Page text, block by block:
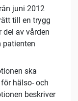
juni 2012
till en trygg
del av vården
ska
hälso- och
beskriver